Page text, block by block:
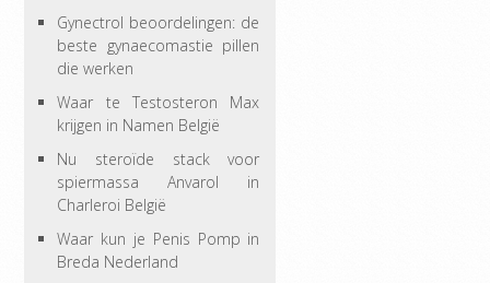
Gynectrol beoordelingen: de
beste gynaecomastie pillen
die werken
Waar te Testosteron Max
krijgen in Namen België
Nu steroïde stack voor
spiermassa Anvarol in
Charleroi België
Waar kun je Penis Pomp in
Breda Nederland